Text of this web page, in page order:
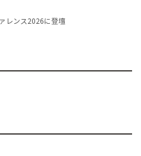
レンス2026に登壇